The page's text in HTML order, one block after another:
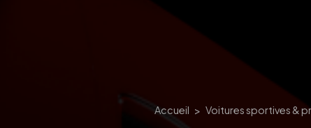
Accueil Voitures sportives &